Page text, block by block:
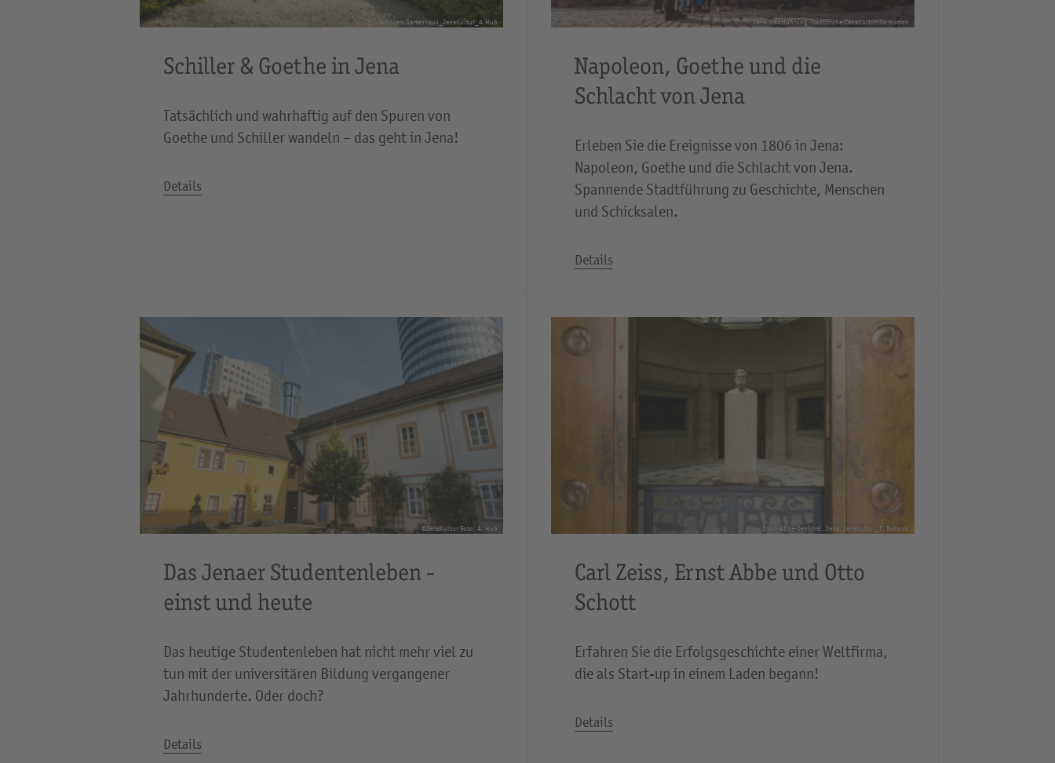
Schillers Gartenhaus_JenaKultur_A.Hub
Schiller & Goethe in Jena
Tatsächlich und wahrhaftig auf den Spuren von
Goethe und Schiller wandeln – das geht in Jena!
Details
Jena-Stadtführung-Stadtkirche-JenaKultur-Siomotion
Napoleon, Goethe und die
Schlacht von Jena
Erleben Sie die Ereignisse von 1806 in Jena:
Napoleon, Goethe und die Schlacht von Jena.
Spannende Stadtführung zu Geschichte, Menschen
und Schicksalen.
Details
©JenaKultur Foto: A. Hub
Das Jenaer Studentenleben -
einst und heute
Das heutige Studentenleben hat nicht mehr viel zu
tun mit der universitären Bildung vergangener
Jahrhunderte. Oder doch?
Details
Ernst-Abbe-Denkmal, Jena, JenaKultur_T. Babovic
Carl Zeiss, Ernst Abbe und Otto
Schott
Erfahren Sie die Erfolgsgeschichte einer Weltfirma,
die als Start-up in einem Laden begann!
Details